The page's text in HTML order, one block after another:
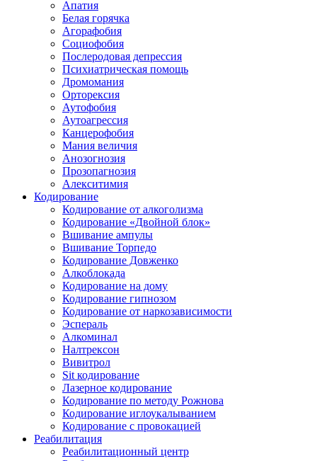
Апатия
Белая горячка
Агорафобия
Социофобия
Послеродовая депрессия
Психиатрическая помощь
Дромомания
Орторексия
Аутофобия
Аутоагрессия
Канцерофобия
Мания величия
Анозогнозия
Прозопагнозия
Алекситимия
Кодирование
Кодирование от алкоголизма
Кодирование «Двойной блок»
Вшивание ампулы
Вшивание Торпедо
Кодирование Довженко
Алкоблокада
Кодирование на дому
Кодирование гипнозом
Кодирование от наркозависимости
Эспераль
Алкоминал
Налтрексон
Вивитрол
Sit кодирование
Лазерное кодирование
Кодирование по методу Рожнова
Кодирование иглоукалыванием
Кодирование с провокацией
Реабилитация
Реабилитационный центр